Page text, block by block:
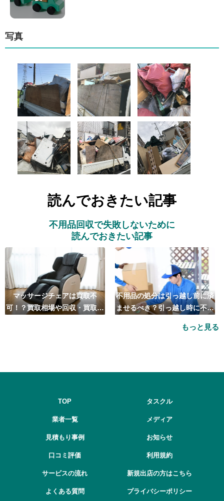
写真
読んでおきたい記事
不用品回収で失敗しないために
読んでおきたい記事
マッサージチェアは買取不
可！？買取相場や回収・買取の
不用品の処分は引っ越し前に済
ませるべき？引っ越し時に不用
もっと見る
TOP
業者一覧
見積もり事例
口コミ評価
サービスの流れ
よくある質問
タスクル
メディア
お知らせ
利用規約
新規出店の方はこちら
プライバシーポリシー